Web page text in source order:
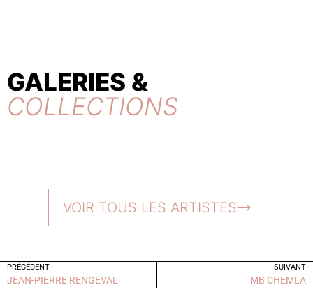
GALERIES &
COLLECTIONS
VOIR TOUS LES ARTISTES
PRÉCÉDENT
JEAN-PIERRE RENGEVAL
SUIVANT
MB CHEMLA